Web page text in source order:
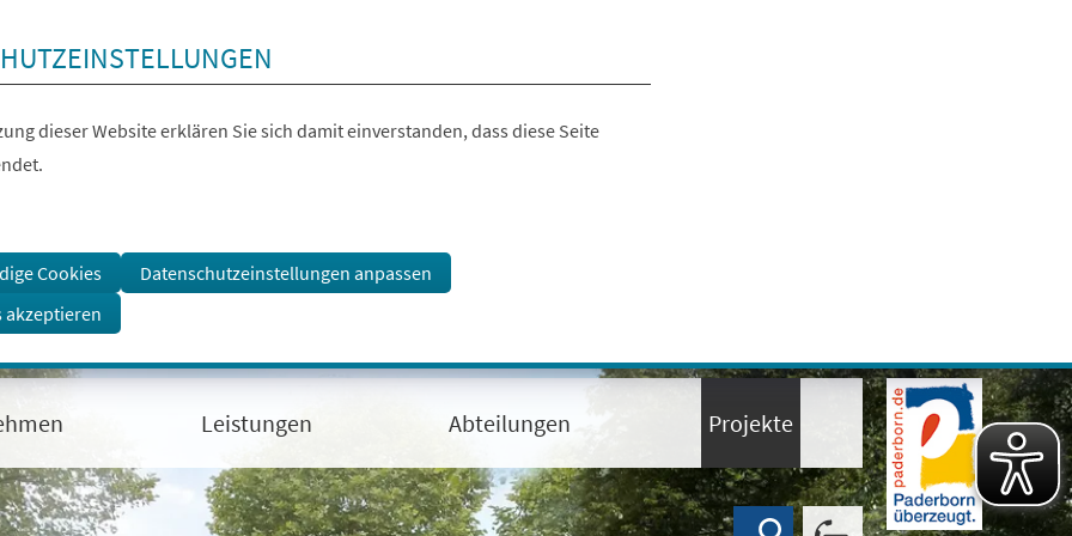
dieser Website erklären Sie sich damit einverstanden, dass diese Seite
Cookies
Datenschutzeinstellungen anpassen
akzeptieren
Leistungen Abteilungen Projekte